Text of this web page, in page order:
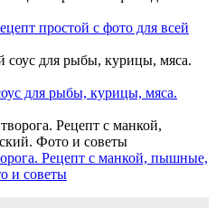
простой с фото для всей
для рыбы, курицы, мяса.
Рецепт с манкой, пышные,
и советы